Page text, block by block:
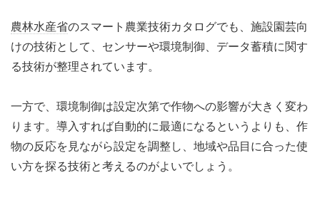
農林水産省のスマート農業技術カタログでも、施設園芸向
けの技術として、センサーや環境制御、データ蓄積に関す
る技術が整理されています。
一方で、環境制御は設定次第で作物への影響が大きく変わ
ります。導入すれば自動的に最適になるというよりも、作
物の反応を見ながら設定を調整し、地域や品目に合った使
い方を探る技術と考えるのがよいでしょう。